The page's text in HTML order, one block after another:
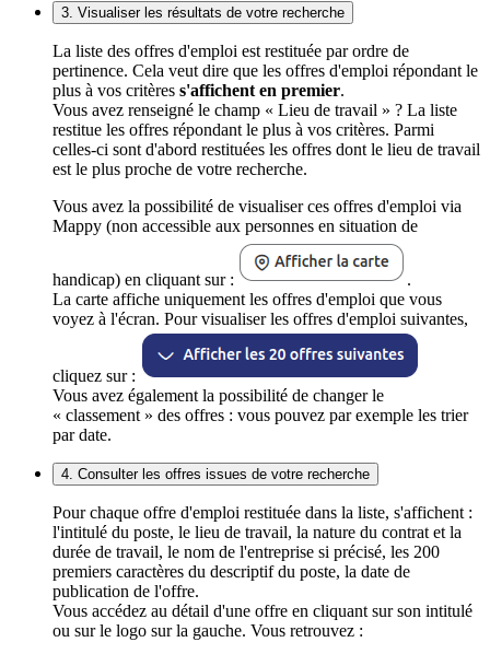
3. Visualiser les résultats de votre recherche
La liste des offres d'emploi est restituée par ordre de
pertinence. Cela veut dire que les offres d'emploi répondant le
plus à vos critères s'affichent en premier.
Vous avez renseigné le champ « Lieu de travail » ? La liste
restitue les offres répondant le plus à vos critères. Parmi
celles-ci sont d'abord restituées les offres dont le lieu de travail
est le plus proche de votre recherche.
Vous avez la possibilité de visualiser ces offres d'emploi via
Mappy (non accessible aux personnes en situation de
handicap) en cliquant sur :
.
La carte affiche uniquement les offres d'emploi que vous
voyez à l'écran. Pour visualiser les offres d'emploi suivantes,
cliquez sur :
Vous avez également la possibilité de changer le
« classement » des offres : vous pouvez par exemple les trier
par date.
4. Consulter les offres issues de votre recherche
Pour chaque offre d'emploi restituée dans la liste, s'affichent :
l'intitulé du poste, le lieu de travail, la nature du contrat et la
durée de travail, le nom de l'entreprise si précisé, les 200
premiers caractères du descriptif du poste, la date de
publication de l'offre.
Vous accédez au détail d'une offre en cliquant sur son intitulé
ou sur le logo sur la gauche. Vous retrouvez :